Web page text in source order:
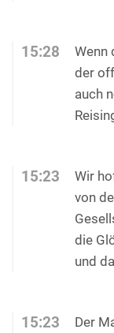
15:28
Wenn
der
auch
15:23
Wir
von
die
und
15:23
Der